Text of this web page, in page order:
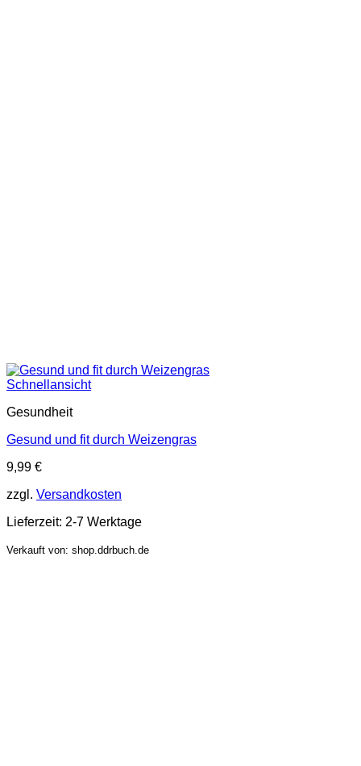
Schnellansicht
Gesundheit
Gesund und fit durch Weizengras
9,99 €
zzgl. Versandkosten
Lieferzeit: 2-7 Werktage
Verkauft von: shop.ddrbuch.de